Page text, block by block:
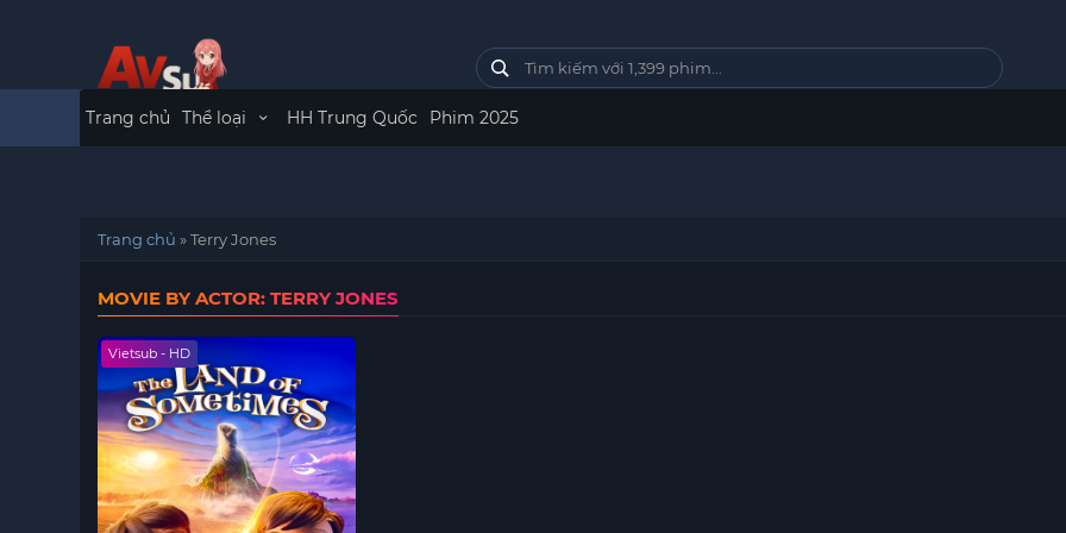
Trang chủ Thể loại HH Trung Quốc Phim 2025
Trang chủ »Terry Jones
MOVIE BY ACTOR: TERRY JONES
Vietsub - HD